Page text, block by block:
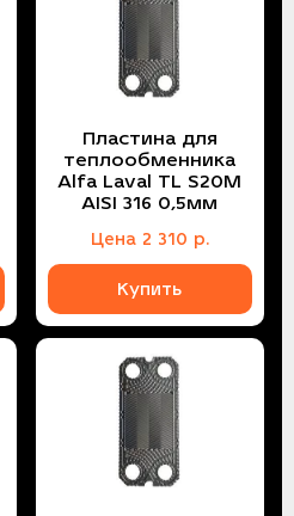
Пластина для
теплообменника
Alfa Laval TL S20M
AISI 316 0,5мм
Цена 2 310 р.
Купить